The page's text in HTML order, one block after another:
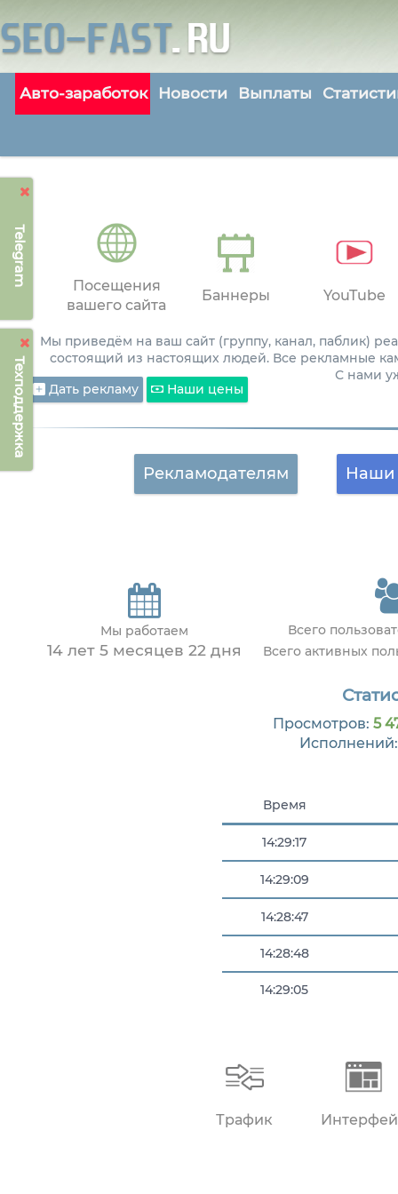
Telegram
Техподдержка
Авто-заработок Новости Выплаты
Посещения
вашего сайта
Баннеры YouTube
Мы приведём на ваш сайт (группу, канал, паблик)
состоящий из настоящих людей. Все рекламные
С нами
Дать рекламу
Наши цены
Рекламодателям Наши
Мы работаем
14 лет 5 месяцев 22 дня
Всего
Всего активных
Просмотров: 5
Время
14:29:17
14:29:09
14:28:47
14:28:48
14:29:05
Трафик